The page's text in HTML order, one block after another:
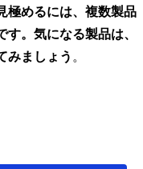
極めるには、複数製品
。気になる製品は、
みましょう 。